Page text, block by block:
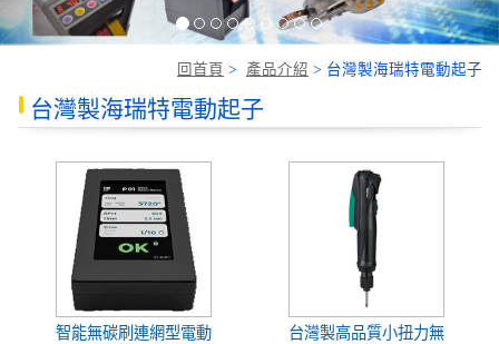
回首頁 > 產品介紹 > 台灣製海瑞特電動起子
台灣製海瑞特電動起子
智能無碳刷連網型電動
台灣製高品質小扭力無